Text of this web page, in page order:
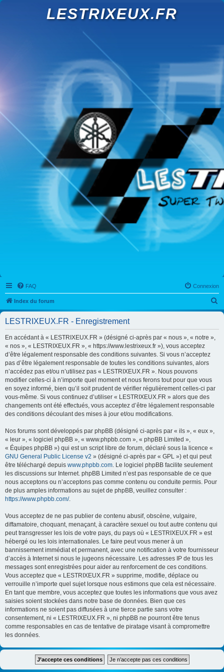
LESTRIXEUX.FR
FAQ Connexion
Index du forum
e
LESTRIXEUX.FR - Enregistrement
En accédant à « LESTRIXEUX.FR » (désigné ci-après par « nous », « notre »,
« nos », « LESTRIXEUX.FR », « https://www.lestrixeux.fr »), vous acceptez
d’être légalement responsable des conditions suivantes. Si vous n’acceptez
pas d’être légalement responsable de toutes les conditions suivantes, alors
n’accédez pas et/ou n’utilisez pas « LESTRIXEUX.FR ». Nous pouvons
modifier celles-ci à n’importe quel moment et nous ferons tout pour que vous
en soyez informé, bien qu’il soit prudent de vérifier régulièrement celles-ci par
vous-même. Si vous continuez d’utiliser « LESTRIXEUX.FR » alors que des
changements ont été effectués, vous acceptez d’être légalement responsable
des conditions découlant des mises à jour et/ou modifications.
Nos forums sont développés par phpBB (désigné ci-après par « ils », « eux »,
« leur », « logiciel phpBB », « www.phpbb.com », « phpBB Limited »,
« Équipes phpBB ») qui est un script libre de forum, déclaré sous la licence «
GNU General Public License v2 » (désigné ci-après par « GPL ») et qui peut
être téléchargé depuis www.phpbb.com. Le logiciel phpBB facilite seulement
les discussions sur Internet. phpBB Limited n’est pas responsable de ce que
nous acceptons ou n’acceptons pas comme contenu ou conduite permis. Pour
de plus amples informations au sujet de phpBB, veuillez consulter :
https://www.phpbb.com/.
Vous acceptez de ne pas publier de contenu abusif, obscène, vulgaire,
diffamatoire, choquant, menaçant, à caractère sexuel ou tout autre contenu qui
peut transgresser les lois de votre pays, du pays où « LESTRIXEUX.FR » est
hébergé ou les lois internationales. Le faire peut vous mener à un
bannissement immédiat et permanent, avec une notification à votre fournisseur
d’accès à Internet si nous le jugeons nécessaire. Les adresses IP de tous les
messages sont enregistrées pour aider au renforcement de ces conditions.
Vous acceptez que « LESTRIXEUX.FR » supprime, modifie, déplace ou
verrouille n’importe quel sujet lorsque nous estimons que cela est nécessaire.
En tant que membre, vous acceptez que toutes les informations que vous avez
saisies soient stockées dans notre base de données. Bien que ces
informations ne soient pas diffusées à une tierce partie sans votre
consentement, ni « LESTRIXEUX.FR », ni phpBB ne pourront être tenus
comme responsables en cas de tentative de piratage visant à compromettre
les données.